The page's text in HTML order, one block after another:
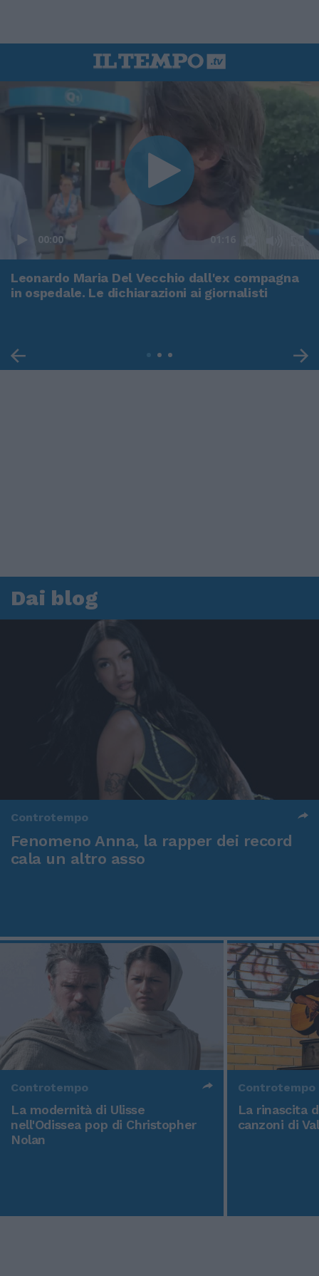
00:00 01:16
Leonardo Maria Del Vecchio dall'ex compagna
in ospedale. Le dichiarazioni ai giornalisti
Dai blog
Controtempo
Fenomeno Anna, la rapper dei record
cala un altro asso
Controtempo
La modernità di Ulisse
nell'Odissea pop di Christopher
Nolan
Controtempo
La rinascita
canzoni di